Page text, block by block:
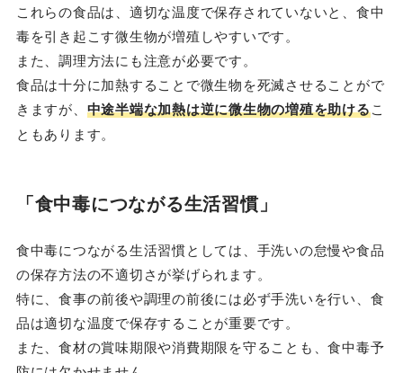
これらの食品は、適切な温度で保存されていないと、食中
毒を引き起こす微生物が増殖しやすいです。
また、調理方法にも注意が必要です。
食品は十分に加熱することで微生物を死滅させることがで
きますが、 中途半端な加熱は逆に微生物の増殖を助けるこ
ともあります。
「食中毒につながる生活習慣」
食中毒につながる生活習慣としては、手洗いの怠慢や食品
の保存方法の不適切さが挙げられます。
特に、食事の前後や調理の前後には必ず手洗いを行い、食
品は適切な温度で保存することが重要です。
また、食材の賞味期限や消費期限を守ることも、食中毒予